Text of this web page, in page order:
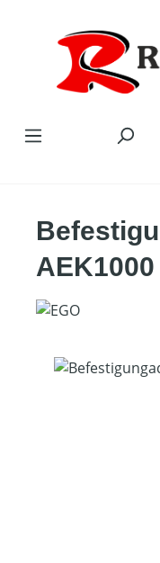
Bildergalerie